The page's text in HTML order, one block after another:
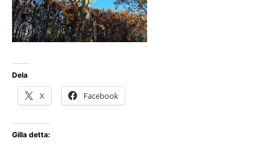
Dela
X Facebook
Gilla detta: